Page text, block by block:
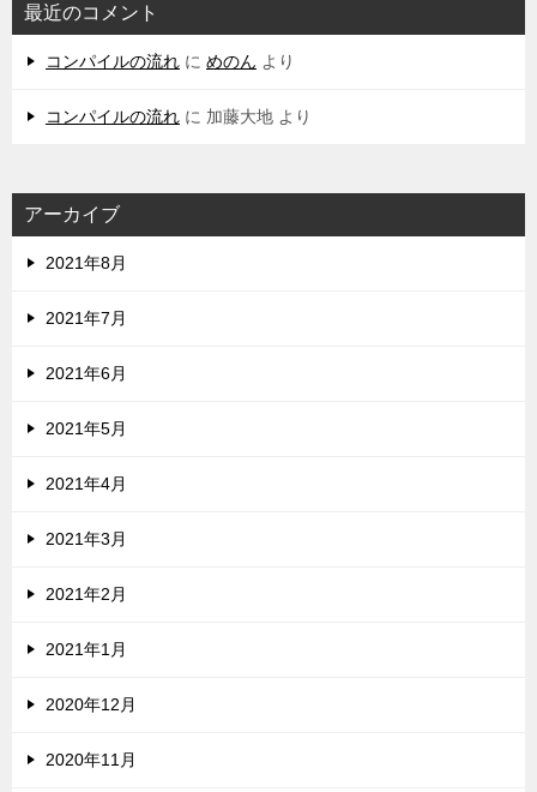
最近のコメント
コンパイルの流れ に めのん より
コンパイルの流れ に 加藤大地 より
アーカイブ
2021年8月
2021年7月
2021年6月
2021年5月
2021年4月
2021年3月
2021年2月
2021年1月
2020年12月
2020年11月